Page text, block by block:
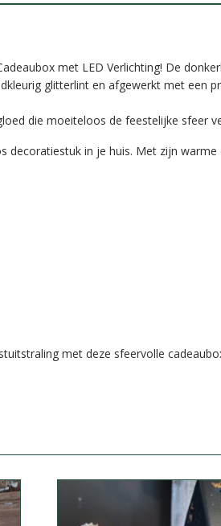
met LED Verlichting! De
glitterlint en afgewerkt met een
die moeiteloos de feestelijke sfeer
in je huis. Met zijn
met deze sfeervolle